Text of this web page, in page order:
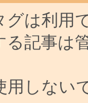
グは利用
る記事は
用しない